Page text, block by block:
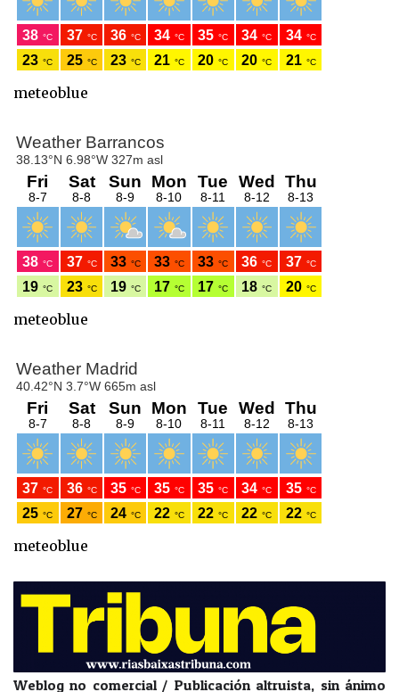
meteoblue
meteoblue
meteoblue
Weblog no comercial / Publicación altruista, sin ánimo